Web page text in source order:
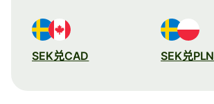
SEK兑CAD SEK兑PLN